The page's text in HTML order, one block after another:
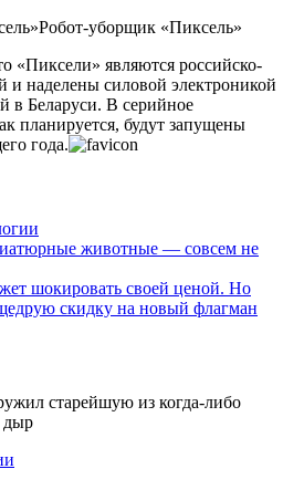
Робот-уборщик «Пиксель»
«Пиксели» являются российско-
и наделены силовой электроникой
в Беларуси. В серийное
планируется, будут запущены
года.
животные — совсем не
шокировать своей ценой. Но
скидку на новый флагман